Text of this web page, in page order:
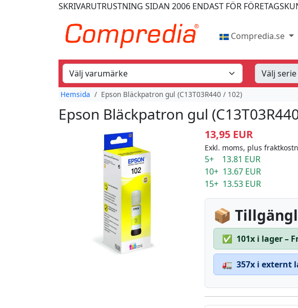
SKRIVARUTRUSTNING SIDAN 2006 ENDAST FÖR
Compredia.se
Hemsida Epson Bläckpatron gul (C13T03R440 / 102)
Epson Bläckpatron gul
13,95 EUR
Exkl. moms, plus
5+ 13.81 EUR
10+ 13.67 EUR
15+ 13.53 EUR
📦
✅ 101x i lager –
🚛 357x i externt